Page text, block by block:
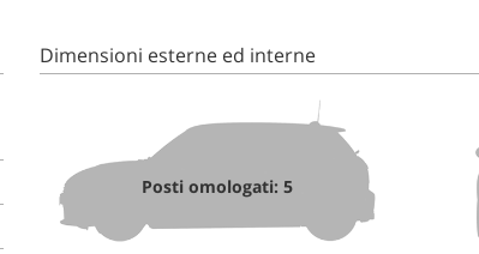
Dimensioni esterne ed interne
Posti omologati: 5